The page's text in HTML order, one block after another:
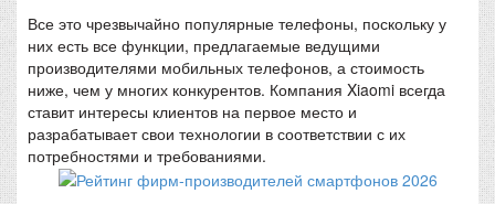
Все это чрезвычайно популярные телефоны, поскольку у
них есть все функции, предлагаемые ведущими
производителями мобильных телефонов, а стоимость
ниже, чем у многих конкурентов. Компания Xiaomi всегда
ставит интересы клиентов на первое место и
разрабатывает свои технологии в соответствии с их
потребностями и требованиями.